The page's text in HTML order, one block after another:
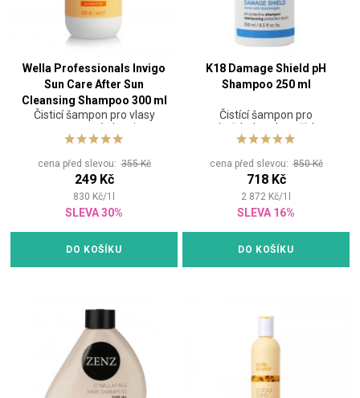
Wella Professionals Invigo
Sun Care After Sun
Cleansing Shampoo 300 ml
Čisticí šampon pro vlasy
vystavené slunci
cena před slevou:355 Kč
249 Kč
830 Kč/1
SLEVA 30%
DO KOŠÍKU
K18 Damage Shield pH
Shampoo 250 ml
Čistící šampon pro
každodenní použití
cena před slevou:850 Kč
718 Kč
2 872 Kč/1
SLEVA 16%
DO KOŠÍKU